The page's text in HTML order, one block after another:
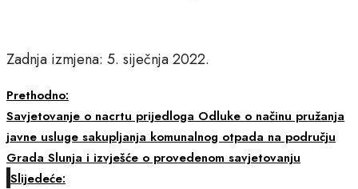
Zadnja izmjena: 5. siječnja 2022.
Prethodno:
Savjetovanje o nacrtu prijedloga Odluke o načinu pružanja
javne usluge sakupljanja komunalnog otpada na području
Grada Slunja i izvješće o provedenom savjetovanju
Slijedeće: